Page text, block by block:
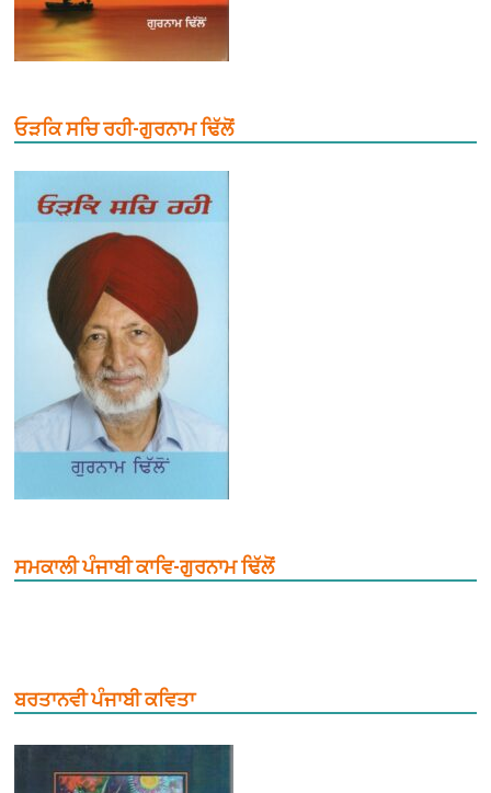
ਓੜਕਿ ਸਚਿ ਰਹੀ-ਗੁਰਨਾਮ ਢਿੱਲੋਂ
ਸਮਕਾਲੀ ਪੰਜਾਬੀ ਕਾਵਿ-ਗੁਰਨਾਮ ਢਿੱਲੋਂ
ਬਰਤਾਨਵੀ ਪੰਜਾਬੀ ਕਵਿਤਾ